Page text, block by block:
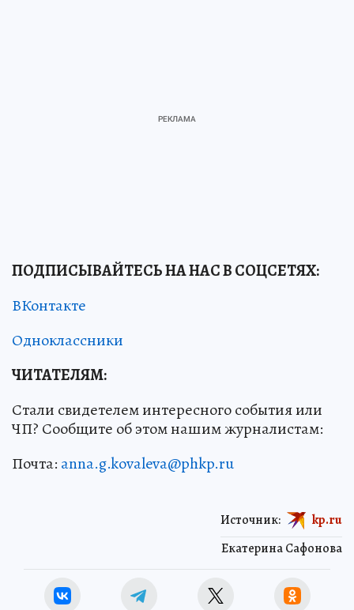
ПОДПИСЫВАЙТЕСЬ НА НАС В СОЦСЕТЯХ:
ВКонтакте
Одноклассники
ЧИТАТЕЛЯМ:
Стали свидетелем интересного события или
ЧП? Сообщите об этом нашим журналистам:
Почта: anna.g.kovaleva@phkp.ru
Екатерина Сафонова
Источник: kp.ru